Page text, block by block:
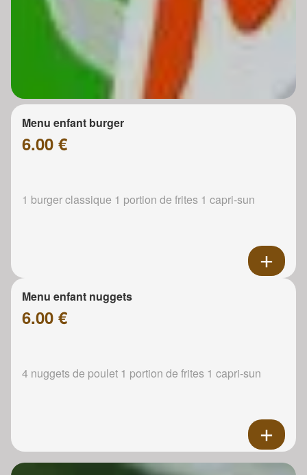
Menu enfant burger
6.00 €
1 burger classique 1 portion de frites 1 capri-sun
Menu enfant nuggets
6.00 €
4 nuggets de poulet 1 portion de frites 1 capri-sun